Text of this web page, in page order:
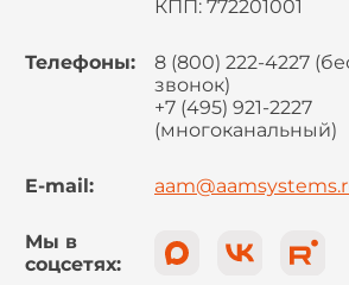
КПП: 772201001
Телефоны:
8 (800) 222-4227
звонок)
+7 (495) 921-2227
(многоканальный)
E-mail:
Мы в
соцсетях: